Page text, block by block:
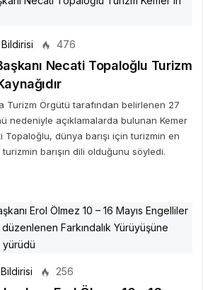
Bildirisi 476
Necati Topaloğlu Turizm
Turizm Örgütü tarafından belirlenen 27
nedeniyle açıklamalarda bulunan Kemer
Topaloğlu, dünya barışı için turizmin en
barışın dili olduğunu söyledi.
256